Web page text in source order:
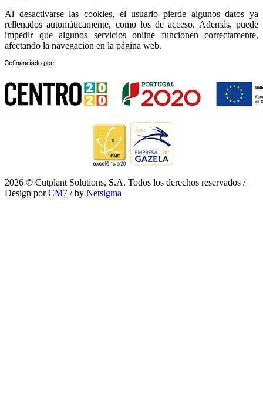
Al desactivarse las cookies, el usuario pierde algunos datos ya
rellenados automáticamente, como los de acceso. Además, puede
impedir que algunos servicios online funcionen correctamente,
afectando la navegación en la página web.
2026 © Cutplant Solutions, S.A. Todos los derechos reservados /
Design porCM7 / by Netsigma